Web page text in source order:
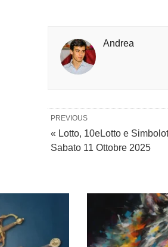
Andrea
PREVIOUS
« Lotto, 10eLotto e
Sabato 11 Ottobre 2025